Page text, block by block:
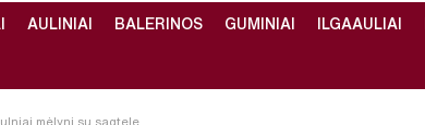
AULINIAI BALERINOS GUMINIAI ILGAAULIAI
mėlyni su sagtele